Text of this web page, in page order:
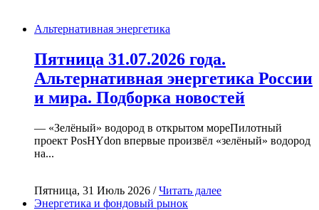
Альтернативная энергетика
Пятница 31.07.2026 года.
Альтернативная энергетика России
и мира. Подборка новостей
— «Зелёный» водород в открытом мореПилотный
проект PosHYdon впервые произвёл «зелёный» водород
на...
Пятница, 31 Июль 2026 /Читать далее
Энергетика и фондовый рынок